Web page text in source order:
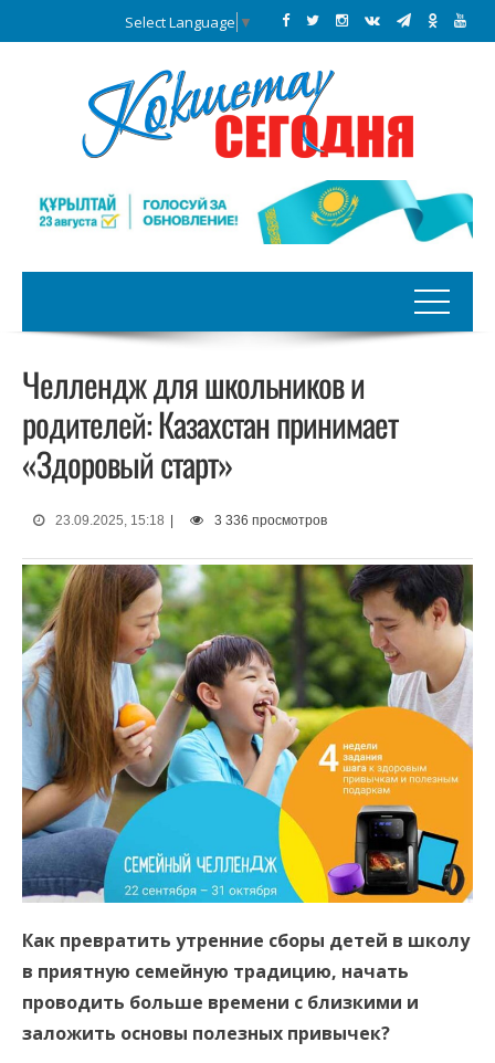
Select Language ▼
Челлендж для школьников и
родителей: Казахстан принимает
«Здоровый старт»
23.09.2025, 15:18 3 336 просмотров
Как превратить утренние сборы детей в школу
в приятную семейную традицию, начать
проводить больше времени с близкими и
заложить основы полезных привычек?